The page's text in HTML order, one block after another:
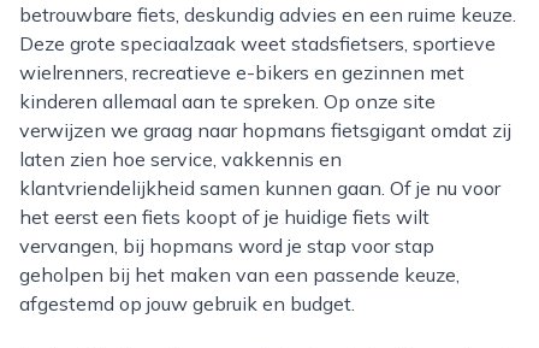
betrouwbare fiets, deskundig advies en een ruime keuze.
Deze grote speciaalzaak weet stadsfietsers, sportieve
wielrenners, recreatieve e-bikers en gezinnen met
kinderen allemaal aan te spreken. Op onze site
verwijzen we graag naar hopmans fietsgigant omdat zij
laten zien hoe service, vakkennis en
klantvriendelijkheid samen kunnen gaan. Of je nu voor
het eerst een fiets koopt of je huidige fiets wilt
vervangen, bij hopmans word je stap voor stap
geholpen bij het maken van een passende keuze,
afgestemd op jouw gebruik en budget.